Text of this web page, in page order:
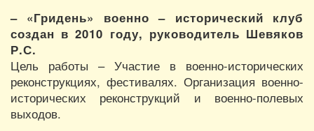
– «Гридень» военно – исторический клуб
создан в 2010 году, руководитель Шевяков
Р.С.
Цель работы – Участие в военно-исторических
реконструкциях, фестивалях. Организация военно-
исторических реконструкций и военно-полевых
выходов.